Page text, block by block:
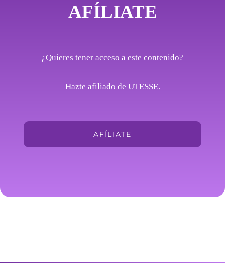
AFÍLIATE
¿Quieres tener acceso a este contenido?
Hazte afiliado de UTESSE.
AFÍLIATE